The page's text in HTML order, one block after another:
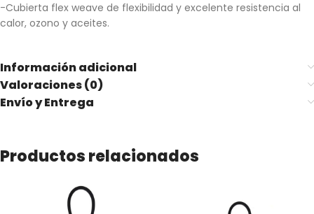
-Cubierta flex weave de flexibilidad y excelente resistencia al
calor, ozono y aceites.
Información adicional
Valoraciones (0)
Envío y Entrega
Productos relacionados